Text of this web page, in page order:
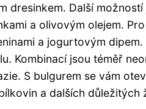
dresinkem. Další
a olivovým olejem.
a jogurtovým
Kombinací jsou téměř
S bulgurem se vám
a dalších